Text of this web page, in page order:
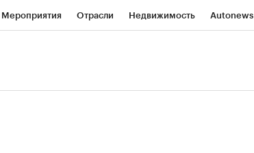
Мероприятия Отрасли Недвижимость Autonews